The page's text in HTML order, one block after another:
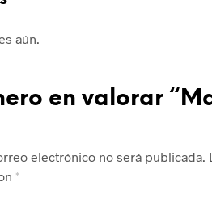
aún.
en valorar
electrónico no será publicada.
*